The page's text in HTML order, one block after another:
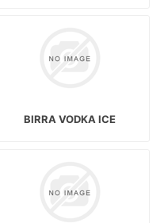
BIRRA VODKA ICE